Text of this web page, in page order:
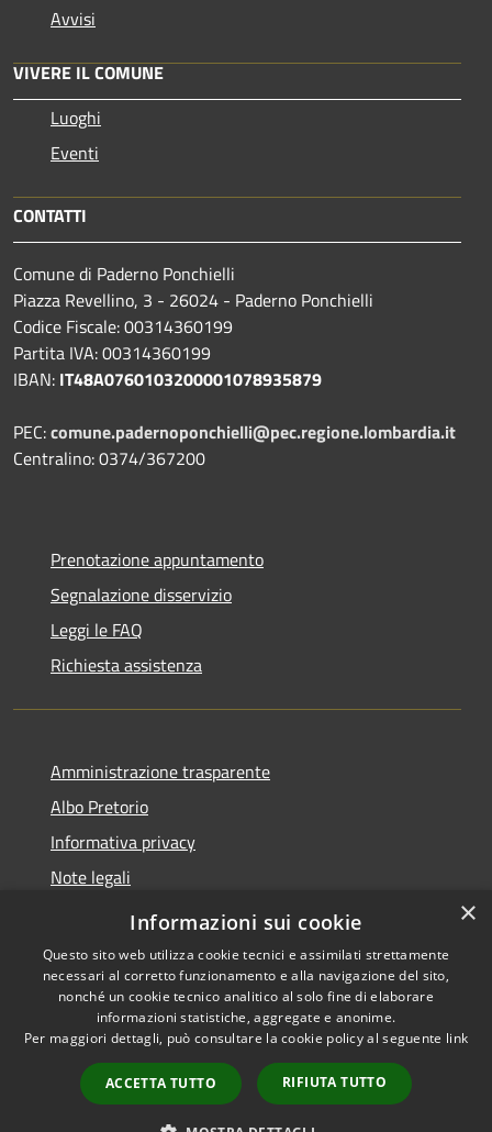
Avvisi
VIVERE IL COMUNE
Luoghi
Eventi
CONTATTI
Comune di Paderno Ponchielli
Piazza Revellino, 3 - 26024 - Paderno Ponchielli
Codice Fiscale: 00314360199
Partita IVA: 00314360199
IBAN: IT48A0760103200001078935879
PEC:comune.padernoponchielli@pec.regione.lombardia.it
Centralino: 0374/367200
Prenotazione appuntamento
Segnalazione disservizio
Leggi le FAQ
Richiesta assistenza
Amministrazione trasparente
Albo Pretorio
Informativa privacy
Note legali
Dichiarazione di accessibilità 2025
Accessibilità
Copyright © 2026 • Comune di
Paderno Ponchielli • Powered
byMunicipium
Accesso
redazione
×
Informazioni sui cookie
Questo sito web utilizza cookie tecnici e assimilati strettamente
necessari al corretto funzionamento e alla navigazione del sito,
nonché un cookie tecnico analitico al solo fine di elaborare
informazioni statistiche, aggregate e anonime.
Per maggiori dettagli, può consultare la cookie policy al seguente link
ACCETTA TUTTO RIFIUTA TUTTO